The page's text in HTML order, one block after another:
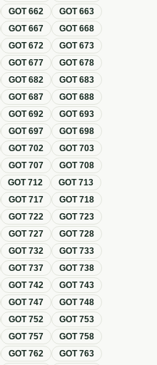
GOT662 GOT663
GOT667 GOT668
GOT672 GOT673
GOT677 GOT678
GOT682 GOT683
GOT687 GOT688
GOT692 GOT693
GOT697 GOT698
GOT702 GOT703
GOT707 GOT708
GOT712 GOT713
GOT717 GOT718
GOT722 GOT723
GOT727 GOT728
GOT732 GOT733
GOT737 GOT738
GOT742 GOT743
GOT747 GOT748
GOT752 GOT753
GOT757 GOT758
GOT762 GOT763